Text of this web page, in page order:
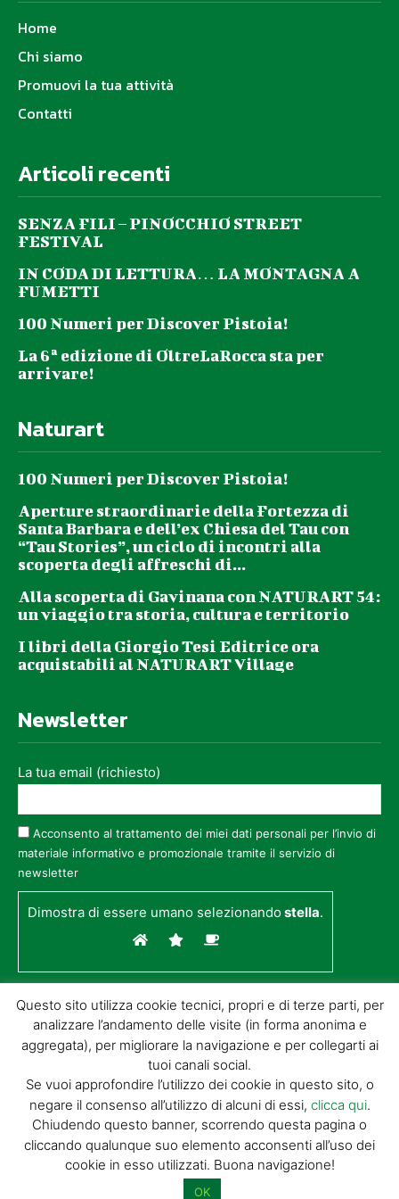
Home
Chi siamo
Promuovi la tua attività
Contatti
Articoli recenti
SENZA FILI – PINOCCHIO STREET
FESTIVAL
IN CODA DI LETTURA… LA MONTAGNA A
FUMETTI
100 Numeri per Discover Pistoia!
La 6ª edizione di OltreLaRocca sta per
arrivare!
Naturart
100 Numeri per Discover Pistoia!
Aperture straordinarie della Fortezza di
Santa Barbara e dell’ex Chiesa del Tau con
“Tau Stories”, un ciclo di incontri alla
scoperta degli affreschi di...
Alla scoperta di Gavinana con NATURART 54:
un viaggio tra storia, cultura e territorio
I libri della Giorgio Tesi Editrice ora
acquistabili al NATURART Village
Newsletter
La tua email (richiesto)
Acconsento al trattamento dei miei dati personali per l’invio di
materiale informativo e promozionale tramite il servizio di
newsletter
Dimostra di essere umano selezionandostella.
© GIORGIO TESI EDITRICE S.R.L. | P.IVA
01732650476 | VIA DI BADIA 14 – 51100 LOC.
BOTTEGONE (PISTOIA) |POWERED BY
ALLYMIND
Cookie Policy
Condizioni
di vendita|Site Map
Questo sito utilizza cookie tecnici, propri e di terze parti, per
analizzare l’andamento delle visite (in forma anonima e
aggregata), per migliorare la navigazione e per collegarti ai
tuoi canali social.
Se vuoi approfondire l’utilizzo dei cookie in questo sito, o
negare il consenso all’utilizzo di alcuni di essi, clicca qui.
Chiudendo questo banner, scorrendo questa pagina o
cliccando qualunque suo elemento acconsenti all’uso dei
cookie in esso utilizzati. Buona navigazione!
OK